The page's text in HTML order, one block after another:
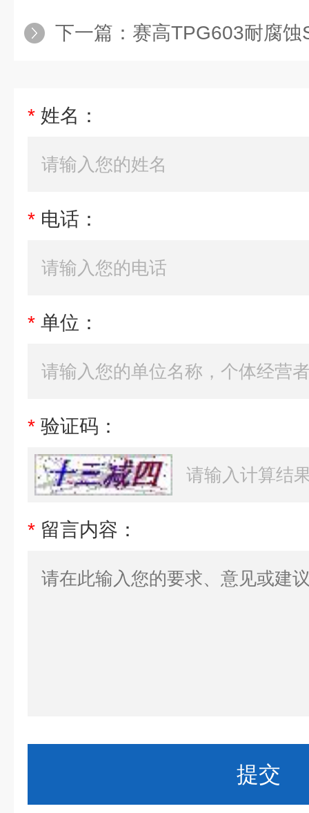
下一篇： 赛高TPG603耐腐蚀
* 姓名：
* 电话：
* 单位：
* 验证码：
* 留言内容：